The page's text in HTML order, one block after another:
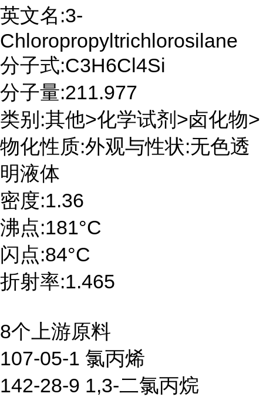
英文名:3-
Chloropropyltrichlorosilane
分子式:C3H6Cl4Si
分子量:211.977
类别:其他>化学试剂>卤化物>
物化性质:外观与性状:无色透
明液体
密度:1.36
沸点:181°C
闪点:84°C
折射率:1.465
8个上游原料
107-05-1 氯丙烯
142-28-9 1,3-二氯丙烷